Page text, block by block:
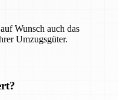
Wunsch auch das
Umzugsgüter.